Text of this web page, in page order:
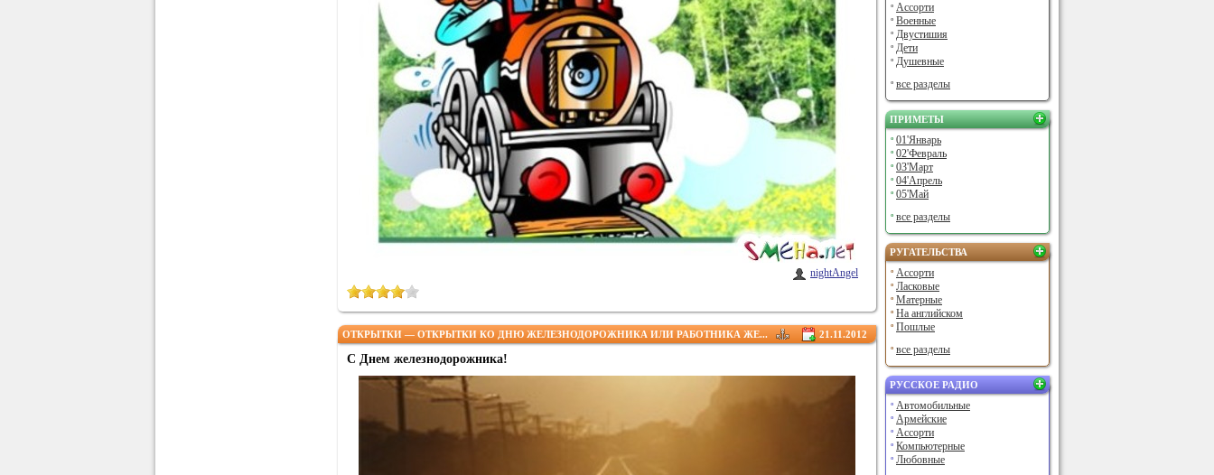
nightAngel
ОТКРЫТКИ — ОТКРЫТКИ КО ДНЮ ЖЕЛЕЗНОДОРОЖНИКА ИЛИ РАБОТНИКА ЖЕ... 21.11.2012
С Днем железнодорожника!
Ассорти
Военные
Двустишия
Дети
Душевные
все разделы
ПРИМЕТЫ
01'Январь
02'Февраль
03'Март
04'Апрель
05'Май
все разделы
РУГАТЕЛЬСТВА
Ассорти
Ласковые
Матерные
На английском
Пошлые
все разделы
РУССКОЕ РАДИО
Автомобильные
Армейские
Ассорти
Компьютерные
Любовные